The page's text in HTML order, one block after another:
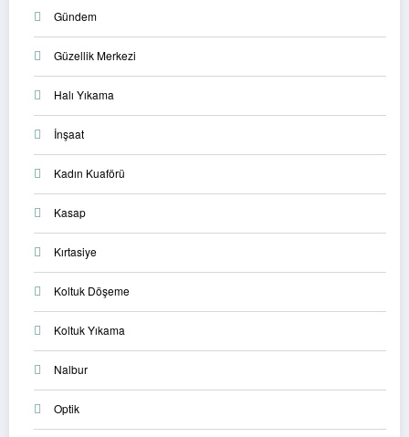
Gündem
Güzellik Merkezi
Halı Yıkama
İnşaat
Kadın Kuaförü
Kasap
Kırtasiye
Koltuk Döşeme
Koltuk Yıkama
Nalbur
Optik